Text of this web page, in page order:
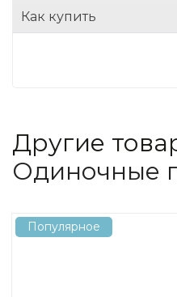
Как купить
Другие
Одиночные
Популярное